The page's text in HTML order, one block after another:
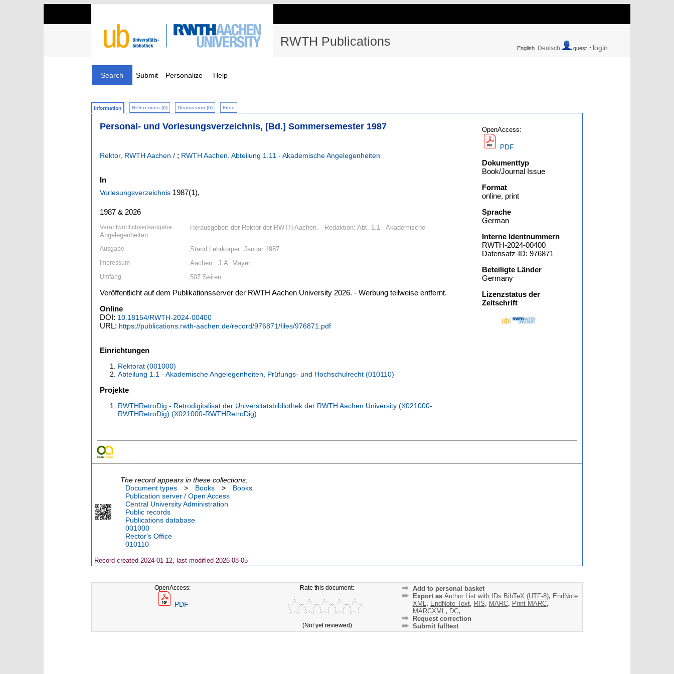
RWTH Publications English Deutsch guest :: login
Search Submit Personalize Help
Information References (0) Discussion (0) Files
Personal- und Vorlesungsverzeichnis, [Bd.] Sommersemester 1987
Rektor, RWTH Aachen / ; RWTH Aachen. Abteilung 1.11 - Akademische Angelegenheiten
In
Vorlesungsverzeichnis 1987(1),
1987 & 2026
Verantwortlichkeitsangabe
Herausgeber: der Rektor der RWTH Aachen. - Redaktion: Abt. 1.1 - Akademische
Angelegenheiten
Ausgabe Stand Lehrkörper: Januar 1987
Impressum Aachen : J.A. Mayer
Umfang 507 Seiten
Veröffentlicht auf dem Publikationsserver der RWTH Aachen University 2026. - Werbung teilweise entfernt.
Online
DOI: 10.18154/RWTH-2024-00400
URL: https://publications.rwth-aachen.de/record/976871/files/976871.pdf
Einrichtungen
Rektorat (001000)
Abteilung 1.1 - Akademische Angelegenheiten, Prüfungs- und Hochschulrecht (010110)
Projekte
RWTHRetroDig - Retrodigitalisat der Universitätsbibliothek der RWTH Aachen University (X021000-
RWTHRetroDig) (X021000-RWTHRetroDig)
OpenAccess:
PDF
Dokumenttyp
Book/Journal Issue
Format
online, print
Sprache
German
Interne Identnummern
RWTH-2024-00400
Datensatz-ID: 976871
Beteiligte Länder
Germany
Lizenzstatus der
Zeitschrift
The record appears in these collections:
Document types
> Books >
Books
Publication server / Open Access
Central University Administration
Public records
Publications database
001000
Rector's Office
010110
Record created 2024-01-12, last modified 2026-08-05
OpenAccess:
PDF
Rate this document:
(Not yet reviewed)
Add to personal basket
Export as Author List with IDs BibTeX (UTF-8), EndNote
XML , EndNote Text, RIS, MARC, Print MARC,
MARCXML , DC,
Request correction
Submit fulltext